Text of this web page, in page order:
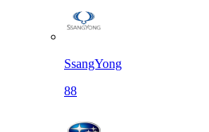
SsangYong
88